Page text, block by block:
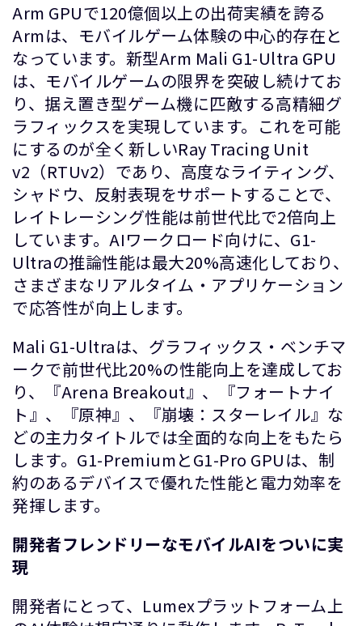
Arm GPUで120億個以上の出荷実績を誇る
Armは、モバイルゲーム体験の中心的存在と
なっています。新型Arm Mali G1-Ultra GPU
は、モバイルゲームの限界を突破し続けてお
り、据え置き型ゲーム機に匹敵する高精細グ
ラフィックスを実現しています。これを可能
にするのが全く新しいRay Tracing Unit
v2（RTUv2）であり、高度なライティング、
シャドウ、反射表現をサポートすることで、
レイトレーシング性能は前世代比で2倍向上
しています。AIワークロード向けに、G1-
Ultraの推論性能は最大20%高速化しており、
さまざまなリアルタイム・アプリケーション
で応答性が向上します。
Mali G1-Ultraは、グラフィックス・ベンチマ
ークで前世代比20%の性能向上を達成してお
り、『Arena Breakout』、『フォートナイ
ト』、『原神』、『崩壊：スターレイル』な
どの主力タイトルでは全面的な向上をもたら
します。G1-PremiumとG1-Pro GPUは、制
約のあるデバイスで優れた性能と電力効率を
発揮します。
開発者フレンドリーなモバイルAIをついに実
現
開発者にとって、Lumexプラットフォーム上